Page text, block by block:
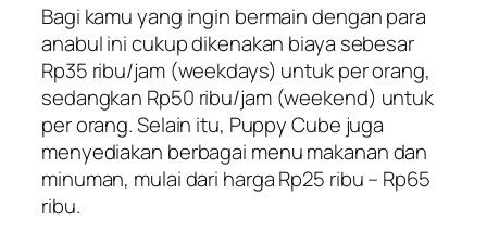
Bagi kamu yang ingin bermain dengan para
anabul ini cukup dikenakan biaya sebesar
Rp35 ribu/jam (weekdays) untuk per orang,
sedangkan Rp50 ribu/jam (weekend) untuk
per orang. Selain itu, Puppy Cube juga
menyediakan berbagai menu makanan dan
minuman, mulai dari harga Rp25 ribu – Rp65
ribu.